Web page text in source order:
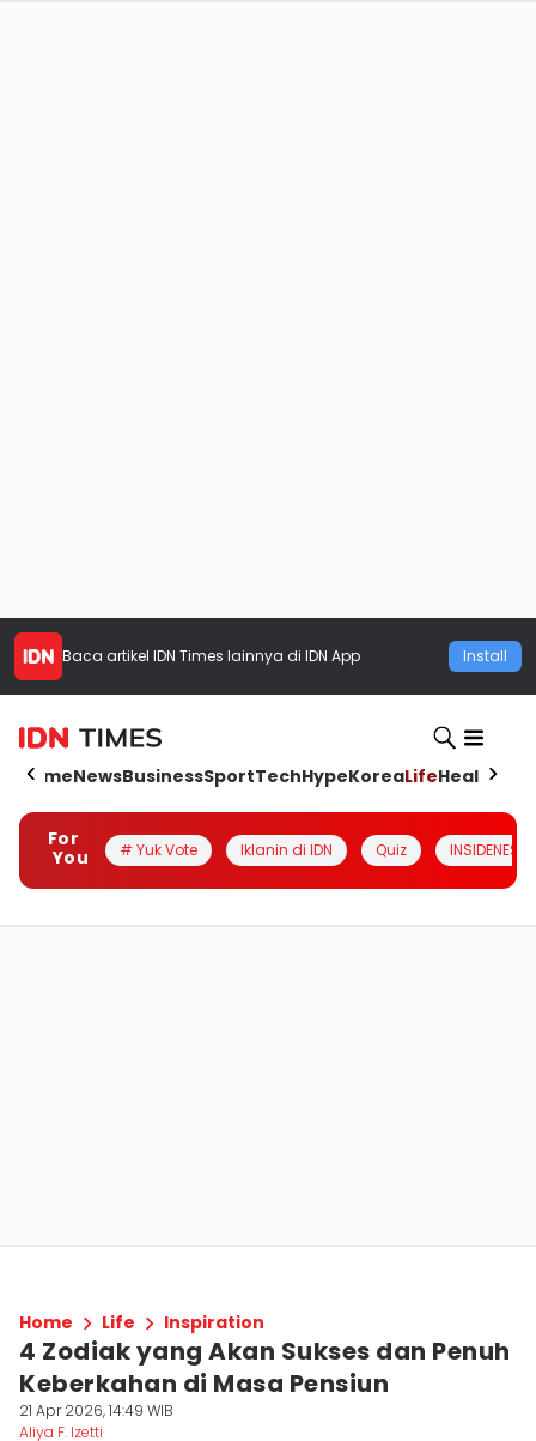
Baca artikel IDN Times lainnya di IDN App Install
HomeNewsBusinessSportTechHypeKoreaLifeHealth
For
You
# Yuk Vote Iklanin di IDN Quiz INSIDENESIA
Home Life Inspiration
4 Zodiak yang Akan Sukses dan Penuh
Keberkahan di Masa Pensiun
21 Apr 2026, 14:49 WIB
Aliya F. Izetti